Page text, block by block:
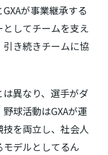
が事業継承する
してチームを支え
き続きチームに協
異なり、選手がダ
球活動はGXAが運
を両立し、社会人
デルとしてるん